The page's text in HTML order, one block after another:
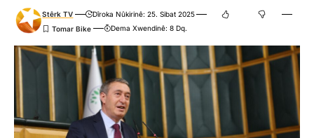
Stêrk TV
Dîroka Nûkirinê: 25. Sibat 2025
Dema Xwendinê: 8 Dq.